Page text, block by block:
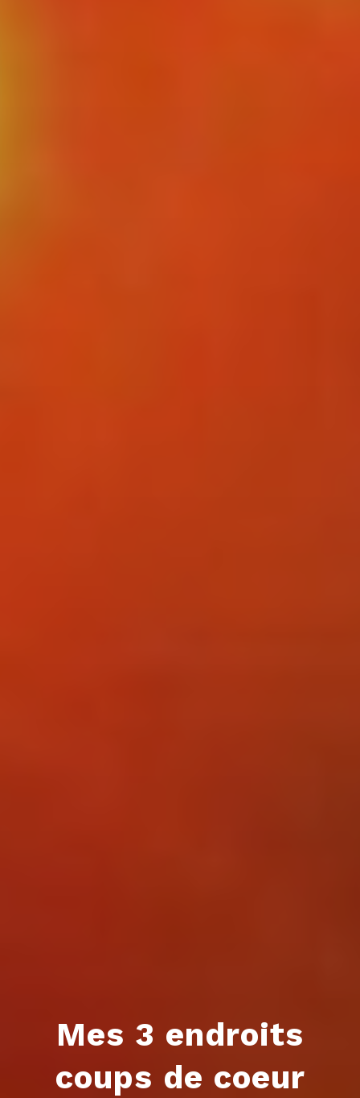
Mes 3 endroits
coups de coeur